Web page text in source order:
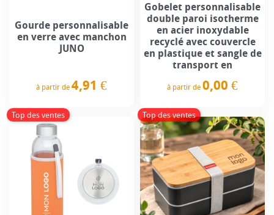
Gourde personnalisable
en verre avec manchon
JUNO
à partir de 4,91 €
Gobelet personnalisable
double paroi isotherme
en acier inoxydable
recyclé avec couvercle
en plastique et sangle de
transport en
à partir de 0,00 €
Top des ventes Top des ventes